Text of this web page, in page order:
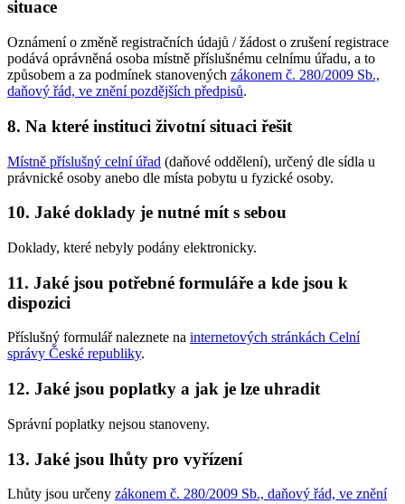
situace
Oznámení o změně registračních údajů / žádost o zrušení registrace
podává oprávněná osoba místně příslušnému celnímu úřadu, a to
způsobem a za podmínek stanovených zákonem č. 280/2009 Sb.,
daňový řád, ve znění pozdějších předpisů.
8. Na které instituci životní situaci řešit
Místně příslušný celní úřad (daňové oddělení), určený dle sídla u
právnické osoby anebo dle místa pobytu u fyzické osoby.
10. Jaké doklady je nutné mít s sebou
Doklady, které nebyly podány elektronicky.
11. Jaké jsou potřebné formuláře a kde jsou k
dispozici
Příslušný formulář naleznete na internetových stránkách Celní
správy České republiky.
12. Jaké jsou poplatky a jak je lze uhradit
Správní poplatky nejsou stanoveny.
13. Jaké jsou lhůty pro vyřízení
Lhůty jsou určeny zákonem č. 280/2009 Sb., daňový řád, ve znění